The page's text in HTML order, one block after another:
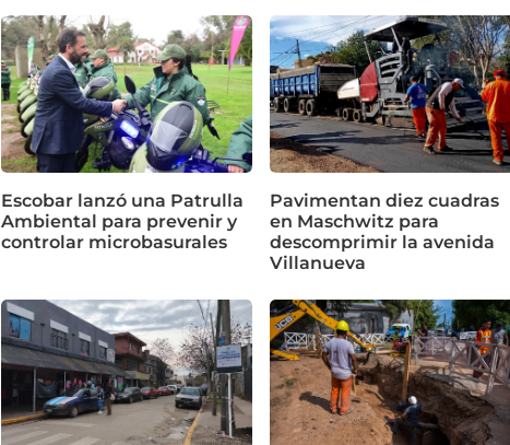
Escobar lanzó una Patrulla
Ambiental para prevenir y
controlar microbasurales
Pavimentan diez cuadras
en Maschwitz para
descomprimir la avenida
Villanueva